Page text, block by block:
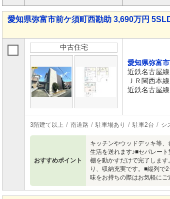
愛知県弥富市前ケ須町西勘助 3,690万円
中古住宅
愛知県弥富
近鉄名古屋
ＪＲ関西本
近鉄名古屋
3階建て以上 南道路 駐車場あり 駐車2台 シ
おすすめポイント
キッチンやウッドデッキ等
生活を送れます♪■セパレー
棚を動かすだけで完了しま
り、収納充実です。■縦列で
味をお持ちの際はお気軽にご